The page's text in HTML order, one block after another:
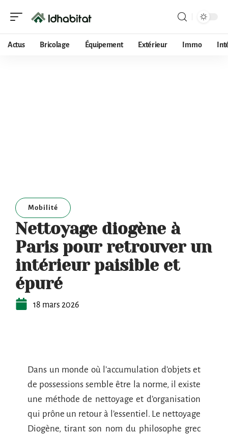
Actus Bricolage Équipement Extérieur Immo
Mobilité
Nettoyage diogène à
Paris pour retrouver un
intérieur paisible et
épuré
18 mars 2026
Dans un monde où l’accumulation d’objets et
de possessions semble être la norme, il existe
une méthode de nettoyage et d’organisation
qui prône un retour à l’essentiel. Le nettoyage
Diogène, tirant son nom du philosophe grec